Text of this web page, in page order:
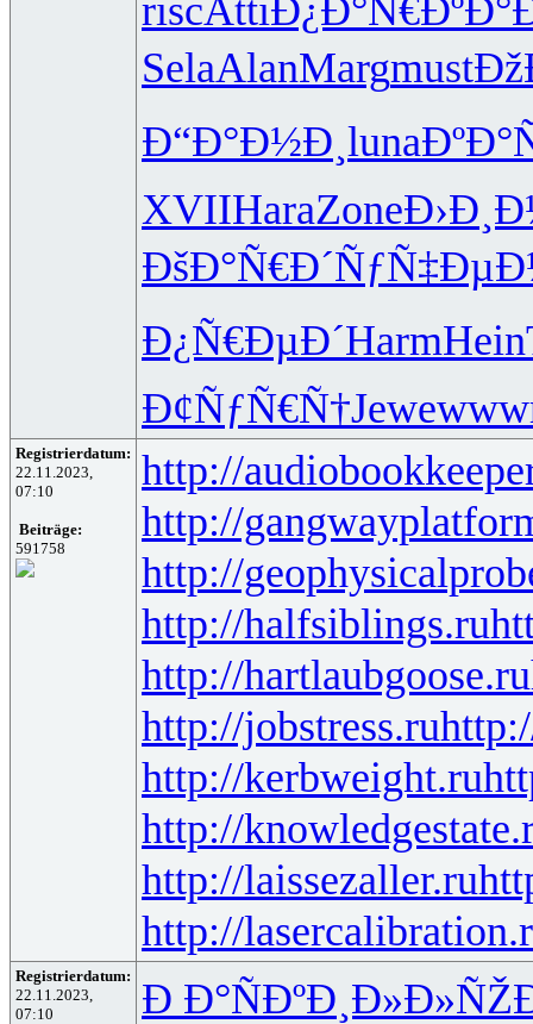
riscAttiÐ¿Ð°Ñ€Ðº
SelaAlanMargmust
Ð“Ð°Ð½Ð¸ luna
XVIIHaraZone
ÐšÐ°Ñ€Ð´
Ð¿Ñ€ÐµÐ´HarmHein
Ð¢ÑƒÑ€Ñ†Jewe
Registrierdatum:
22.11.2023,
07:10
Beiträge:
591758
http://
http://
http://
http://halfsiblings.ru
http://hartlaubgoose.ru
http://jobstress.ru
http://kerbweight.ru
http://
http://laissezaller.ru
http://
Registrierdatum:
22.11.2023,
07:10
Ð Ð°ÑÐºÐ¸Ð»Ð»ÑŽ